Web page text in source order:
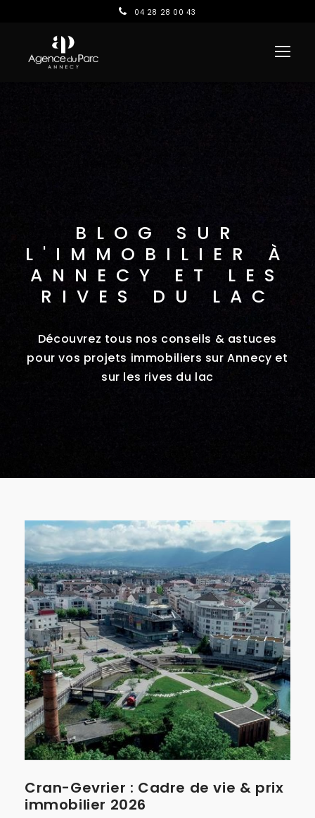
04 28 28 00 43
BLOG SUR
L'IMMOBILIER À
ANNECY ET LES
RIVES DU LAC
Découvrez tous nos conseils & astuces
pour vos projets immobiliers sur Annecy et
sur les rives du lac
Cran-Gevrier : Cadre de vie & prix
immobilier 2026